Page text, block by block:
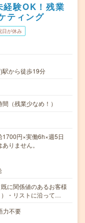
経験OK！残業
ティング
日が休み
駅から徒歩19分
（残業少なめ！）
円×実働6h×週5日
りません。
に関係値のあるお客様
・リストに沿って…
力不要